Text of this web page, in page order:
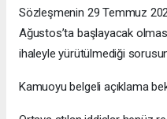
Sözleşmenin 29 Temmuz
Ağustos’ta başlayacak
ihaleyle yürütülmediği
Kamuoyu belgeli açıklama